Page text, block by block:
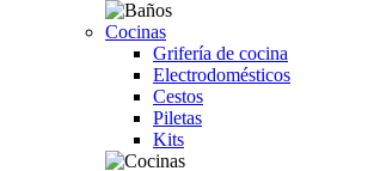
Cocinas
Grifería de cocina
Electrodomésticos
Cestos
Piletas
Kits